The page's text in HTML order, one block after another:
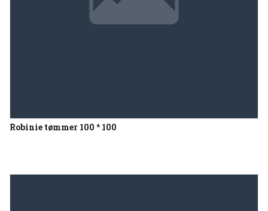
Robinie tømmer 100 * 100